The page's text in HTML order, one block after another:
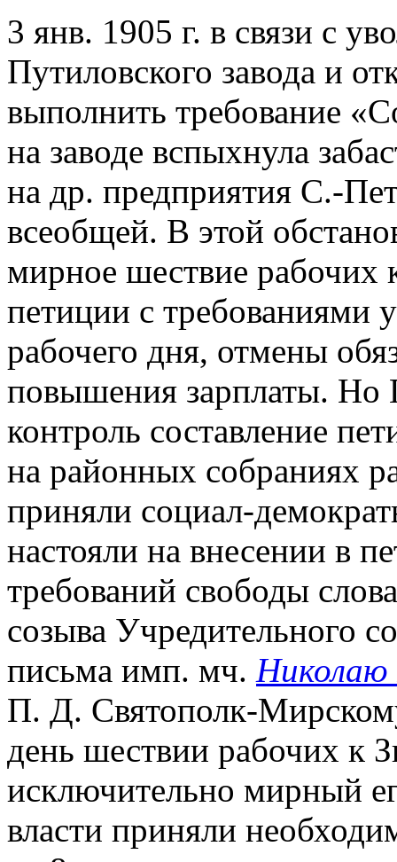
3 янв. 1905 г. в связи с
Путиловского завода и
выполнить требование
на заводе вспыхнула
на др. предприятия С.-
всеобщей. В этой
мирное шествие рабочих
петиции с требованиями
рабочего дня, отмены
повышения зарплаты. Но
контроль составление
на районных собраниях
приняли социал-
настояли на внесении в
требований свободы
созыва Учредительного
письма имп. мч.
П. Д. Святополк-
день шествии рабочих к
исключительно мирный
власти приняли